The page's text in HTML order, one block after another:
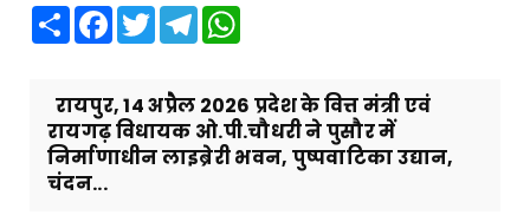
Share Facebook
TwitterTelegram
रायपुर, 14 अप्रैल 2026 प्रदेश के वित्त मंत्री एवं
रायगढ़ विधायक ओ.पी.चौधरी ने पुसौर में
निर्माणाधीन लाइब्रेरी भवन, पुष्पवाटिका उद्यान,
चंदन...